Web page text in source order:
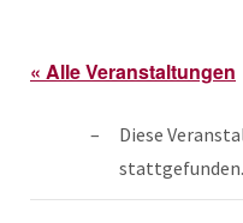
« Alle Veranstaltungen
Diese
stattgefunden.